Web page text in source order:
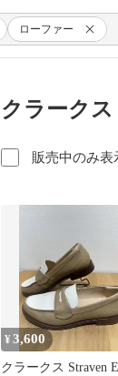
ローファー
クラーク
販売中のみ表
¥3,600
クラークス Straven